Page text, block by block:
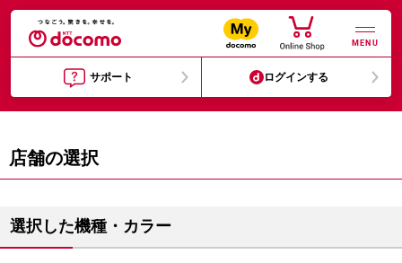
MENU
サポート ログインする
店舗の選択
選択した機種・カラー